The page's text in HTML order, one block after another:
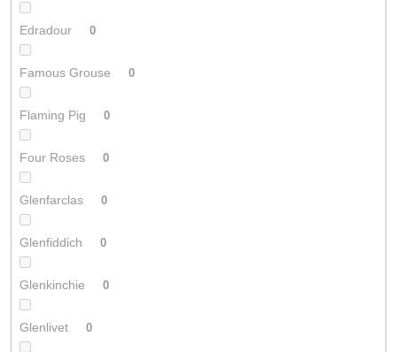
Edradour 0
Famous Grouse 0
Flaming Pig 0
Four Roses 0
Glenfarclas 0
Glenfiddich 0
Glenkinchie 0
Glenlivet 0